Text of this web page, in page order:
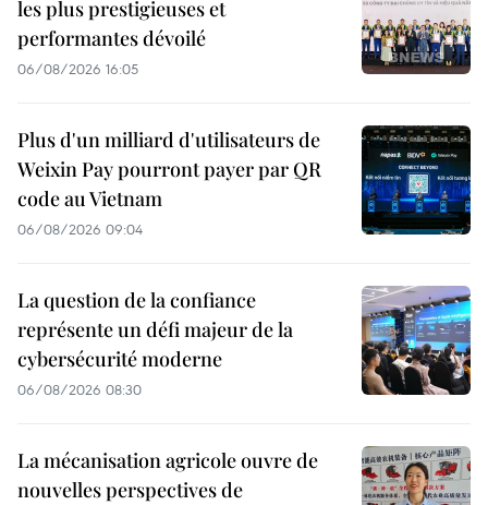
les plus prestigieuses et
performantes dévoilé
06/08/2026 16:05
Plus d'un milliard d'utilisateurs de
Weixin Pay pourront payer par QR
code au Vietnam
06/08/2026 09:04
La question de la confiance
représente un défi majeur de la
cybersécurité moderne
06/08/2026 08:30
La mécanisation agricole ouvre de
nouvelles perspectives de